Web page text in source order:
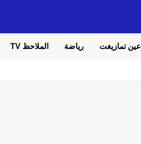
عين تمازيغت رياضة الملاحظ TV